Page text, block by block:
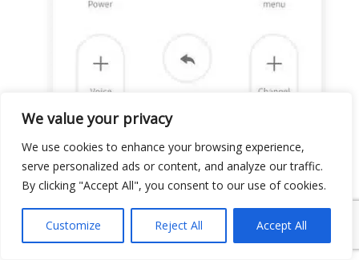
We value your privacy
We use cookies to enhance your browsing experience,
serve personalized ads or content, and analyze our traffic.
By clicking "Accept All", you consent to our use of cookies.
Customize Reject All Accept All